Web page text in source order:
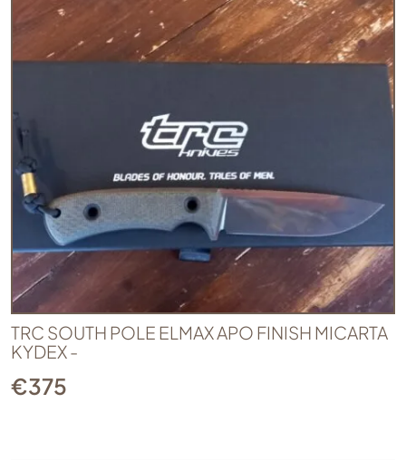
TRC SOUTH POLE ELMAX APO FINISH MICARTA
KYDEX -
€375